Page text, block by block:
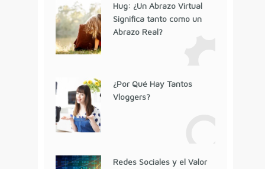
Hug: ¿Un Abrazo Virtual
Significa tanto como un
Abrazo Real?
¿Por Qué Hay Tantos
Vloggers?
Redes Sociales y el Valor